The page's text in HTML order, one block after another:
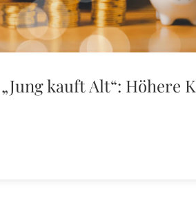
kauft Alt“: Höhere